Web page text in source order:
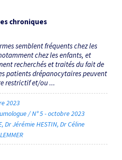
chroniques
semblent fréquents chez les
chez les enfants, et
recherchés et traités du fait de
patients drépanocytaires peuvent
restrictif et/ou ...
2023
/ N° 5 - octobre 2023
Dr Jérémie HESTIN Dr Céline